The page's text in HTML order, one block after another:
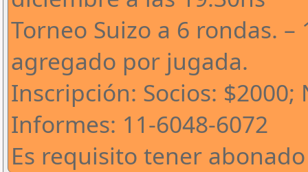
Torneo Suizo a 6 rondas. –
agregado por jugada.
Inscripción: Socios: $2000;
Informes: 11-6048-6072
Es requisito tener abonado